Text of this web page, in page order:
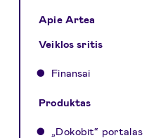
Apie Artea
Veiklos sritis
Finansai
Produktas
„Dokobit“ portalas